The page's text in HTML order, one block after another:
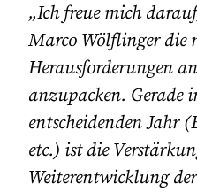
„Ich freue mich
Marco Wölflinger die
Herausforderungen
anzupacken. Gerade
entscheidenden Jahr
etc.) ist die
Weiterentwicklung